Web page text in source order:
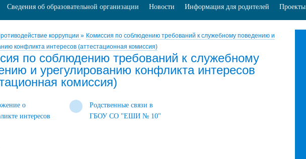
коррупции » Комиссия по соблюдению требований к служебному поведению и
конфликта интересов (аттестационная комиссия)
по соблюдению требований к служебному
и урегулированию конфликта интересов
комиссия)
о
интересов
Родственные связи в
ГБОУ СО "ЕШИ № 10"
Сведения об образовательной организации Новости Информация для родителей Проекты